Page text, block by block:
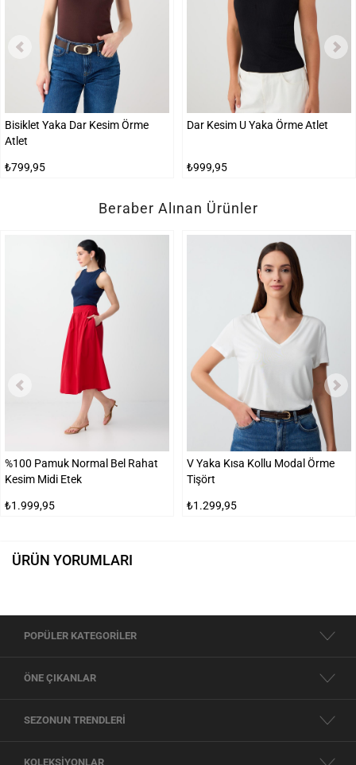
Bisiklet Yaka Dar Kesim Örme
Atlet
₺799,95
Dar Kesim U Yaka Örme Atlet
₺999,95
Beraber Alınan Ürünler
%100 Pamuk Normal Bel Rahat
Kesim Midi Etek
₺1.999,95
V Yaka Kısa Kollu Modal Örme
Tişört
₺1.299,95
ÜRÜN YORUMLARI
POPÜLER KATEGORİLER
ÖNE ÇIKANLAR
SEZONUN TRENDLERİ
KOLEKSİYONLAR